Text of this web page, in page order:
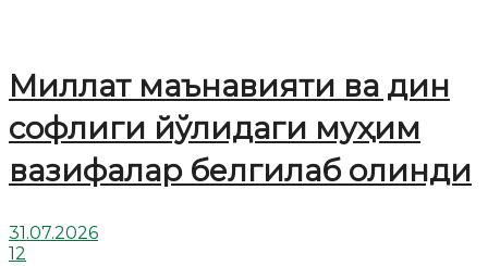
Миллат маънавияти ва дин
софлиги йўлидаги муҳим
вазифалар белгилаб олинди
31.07.2026
12